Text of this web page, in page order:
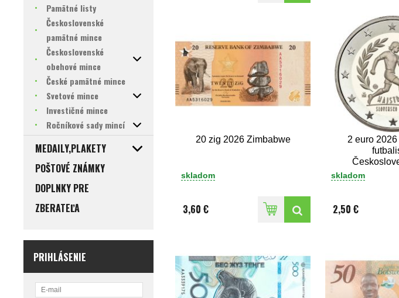
Pamätné listy
Československé
pamätné mince
Československé
obehové mince
České pamätné mince
Svetové mince
Investičné mince
Ročníkové sady mincí
MEDAILY,PLAKETY
POŠTOVÉ ZNÁMKY
DOPLNKY PRE
ZBERATEĽA
PRIHLÁSENIE
20 zig 2026 Zimbabwe
skladom
3,60 €
2 euro
skladom
2,50 €